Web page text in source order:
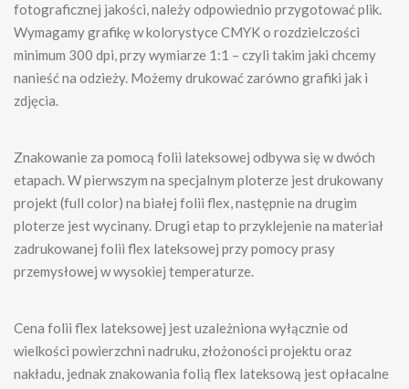
fotograficznej jakości, należy odpowiednio przygotować plik.
Wymagamy grafikę w kolorystyce CMYK o rozdzielczości
minimum 300 dpi, przy wymiarze 1:1 – czyli takim jaki chcemy
nanieść na odzieży. Możemy drukować zarówno grafiki jak i
zdjęcia.
Znakowanie za pomocą folii lateksowej odbywa się w dwóch
etapach. W pierwszym na specjalnym ploterze jest drukowany
projekt (full color) na białej folii flex, następnie na drugim
ploterze jest wycinany. Drugi etap to przyklejenie na materiał
zadrukowanej folii flex lateksowej przy pomocy prasy
przemysłowej w wysokiej temperaturze.
Cena folii flex lateksowej jest uzależniona wyłącznie od
wielkości powierzchni nadruku, złożoności projektu oraz
nakładu, jednak znakowania folią flex lateksową jest opłacalne